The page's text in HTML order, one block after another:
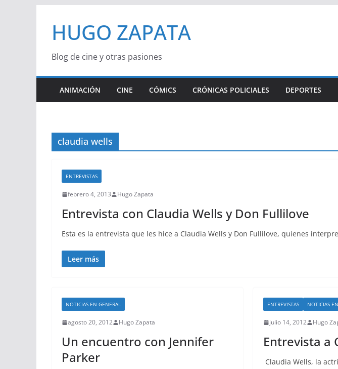
contenido
HUGO ZAPATA
Blog de cine y otras pasiones
ANIMACIÓN CINE CÓMICS CRÓNICAS POLICIALES DEPORTES
claudia wells
ENTREVISTAS
febrero 4, 2013 Hugo Zapata
Entrevista con Claudia Wells y Don Fullilove
Esta es la entrevista que les hice a Claudia Wells y Don Fullilove, quienes
Leer más
NOTICIAS EN GENERAL
agosto 20, 2012 Hugo Zapata
Un encuentro con Jennifer
Parker
ENTREVISTAS NOTICIAS
julio 14, 2012 Hugo
Entrevista a
Claudia Wells, la